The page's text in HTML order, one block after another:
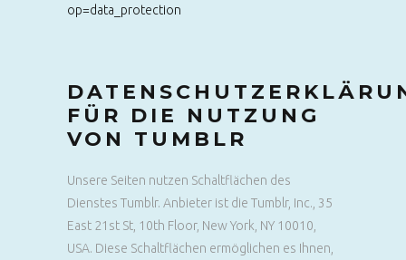
op=data_protection
FÜR DIE NUTZUNG
VON TUMBLR
Unsere Seiten nutzen Schaltflächen des
Dienstes Tumblr. Anbieter ist die Tumblr, Inc., 35
East 21st St, 10th Floor, New York, NY 10010,
USA. Diese Schaltflächen ermöglichen es Ihnen,